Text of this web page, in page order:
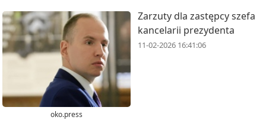
oko.press
Zarzuty dla zastępcy szefa
kancelarii prezydenta
11-02-2026 16:41:06